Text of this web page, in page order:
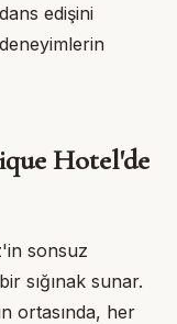
edişini
Hotel'de
sonsuz
sığınak sunar.
ortasında, her